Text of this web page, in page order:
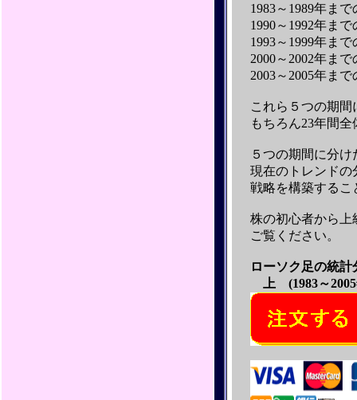
1983～1989年ま
1990～1992年ま
1993～1999年ま
2000～2002年ま
2003～2005年ま
これら５つの期
もちろん23年間
５つの期間に分け
現在のトレンドの
戦略を構築するこ
株の初心者から上
ご覧ください。
ローソク足の統
上 (1983～2005